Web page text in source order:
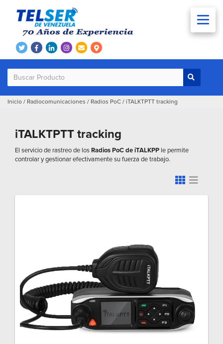
Inicio / Radiocomunicaciones / Radios PoC / iTALKTPTT tracking
iTALKTPTT tracking
El servicio de rastreo de losRadios PoC de iTALKPP le permite
controlar y gestionar efectivamente su fuerza de trabajo.